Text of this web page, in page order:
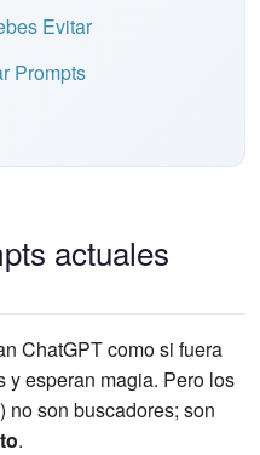
Evitar
Prompts
actuales
ChatGPT como si fuera
y esperan magia. Pero los
no son buscadores; son
.